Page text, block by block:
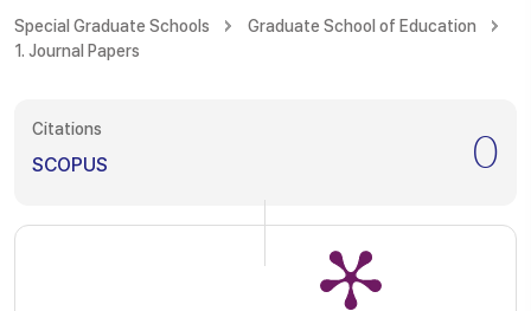
Special Graduate Schools
Graduate School of Education
1. Journal Papers
Citations
SCOPUS 0